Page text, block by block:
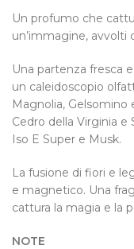
Un profumo che
un’immagine, avvolti
Una partenza fresca
un caleidoscopio
Magnolia,
Cedro della Virginia e
Iso E Super e Musk.
La fusione di fiori e
e magnetico. Una
cattura la magia e la
NOTE